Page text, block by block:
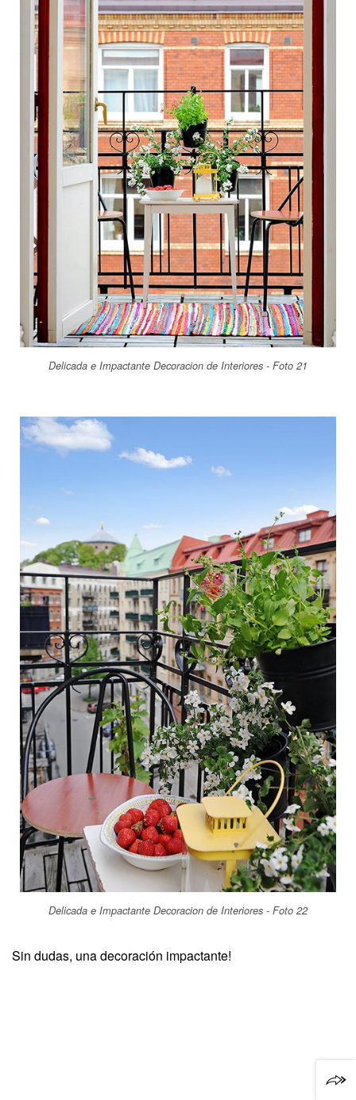
Delicada e Impactante Decoracion de Interiores - Foto 21
Delicada e Impactante Decoracion de Interiores - Foto 22
Sin dudas, una decoración impactante!